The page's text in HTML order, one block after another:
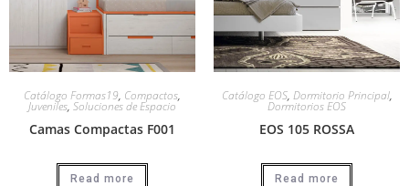
Catálogo Formas19, Compactos,
Juveniles, Soluciones de Espacio
Camas Compactas F001
Read more
Catálogo EOS, Dormitorio Principal,
Dormitorios EOS
EOS 105 ROSSA
Read more